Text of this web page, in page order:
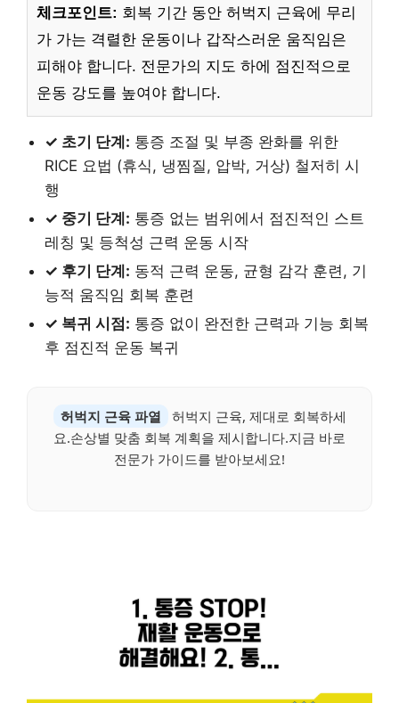
체크포인트: 회복 기간 동안 허벅지 근육에 무리
가 가는 격렬한 운동이나 갑작스러운 움직임은
피해야 합니다. 전문가의 지도 하에 점진적으로
운동 강도를 높여야 합니다.
✓ 초기 단계: 통증 조절 및 부종 완화를 위한
RICE 요법 (휴식, 냉찜질, 압박, 거상) 철저히 시
행
✓ 중기 단계: 통증 없는 범위에서 점진적인 스트
레칭 및 등척성 근력 운동 시작
✓ 후기 단계: 동적 근력 운동, 균형 감각 훈련, 기
능적 움직임 회복 훈련
✓ 복귀 시점: 통증 없이 완전한 근력과 기능 회복
후 점진적 운동 복귀
허벅지 근육 파열
허벅지 근육, 제대로 회복하세
요.손상별 맞춤 회복 계획을 제시합니다.지금 바로
전문가 가이드를 받아보세요!